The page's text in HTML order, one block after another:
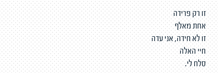
זו רק פרידה
אחת מאלף
זו לא חידה, אני עדה
חיי האלה
סלח לי.